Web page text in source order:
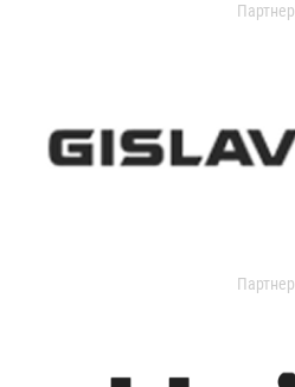
Партнер
Партнер